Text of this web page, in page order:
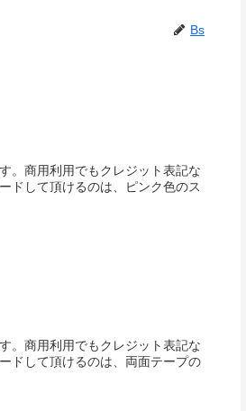
Bs
。商用利用でもクレジット表記な
ドして頂けるのは、ピンク色のス
。商用利用でもクレジット表記な
ドして頂けるのは、両面テープの